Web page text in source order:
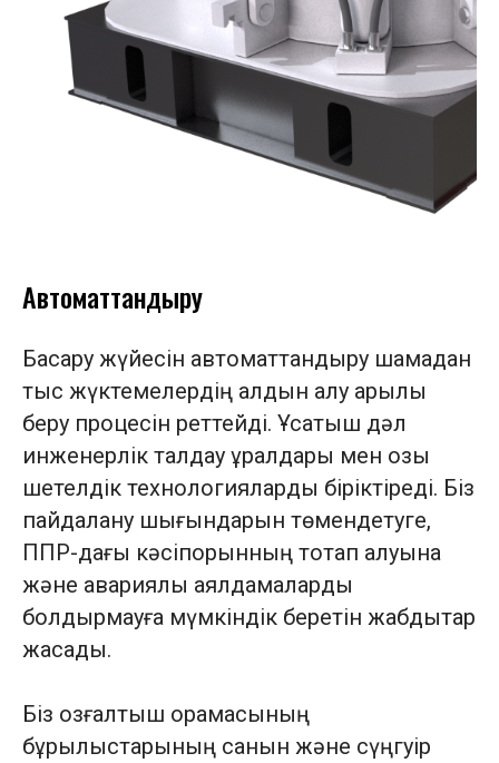
Автоматтандыру
Басқару жүйесін автоматтандыру шамадан
тыс жүктемелердің алдын алу арқылы
беру процесін реттейді. Ұсатқыш дәл
инженерлік талдау құралдары мен озық
шетелдік технологияларды біріктіреді. Біз
пайдалану шығындарын төмендетуге,
ППР-дағы кәсіпорынның тоқтап қалуына
және авариялық аялдамаларды
болдырмауға мүмкіндік беретін жабдықтар
жасадық.
Біз қозғалтқыш орамасының
бұрылыстарының санын және сүңгуір